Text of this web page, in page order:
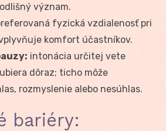
význam.
fyzická vzdialenosť pri
komfort účastníkov.
intonácia určitej vete
dôraz; ticho môže
rozmyslenie alebo nesúhlas.
bariéry: